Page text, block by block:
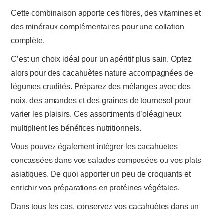
Cette combinaison apporte des fibres, des vitamines et
des minéraux complémentaires pour une collation
complète.
C’est un choix idéal pour un apéritif plus sain. Optez
alors pour des cacahuètes nature accompagnées de
légumes crudités. Préparez des mélanges avec des
noix, des amandes et des graines de tournesol pour
varier les plaisirs. Ces assortiments d’oléagineux
multiplient les bénéfices nutritionnels.
Vous pouvez également intégrer les cacahuètes
concassées dans vos salades composées ou vos plats
asiatiques. De quoi apporter un peu de croquants et
enrichir vos préparations en protéines végétales.
Dans tous les cas, conservez vos cacahuètes dans un